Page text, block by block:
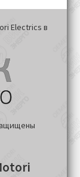
Electrics в